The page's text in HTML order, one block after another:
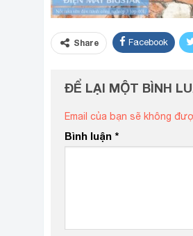
Share Facebook
ĐỂ LẠI MỘT BÌNH
Email của bạn sẽ không
Bình luận *